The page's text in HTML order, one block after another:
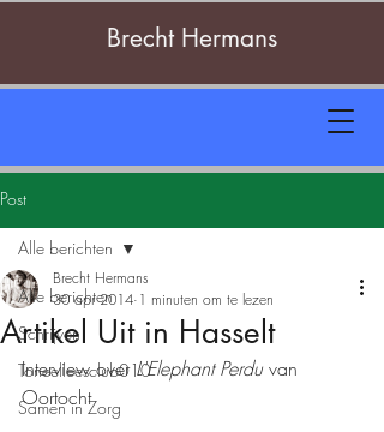
Brecht Hermans
Post
Alle berichten
Schrijven
Toneelleesclub010
Samen in Zorg
Alle berichten
Artikel Uit in Hasselt
Brecht Hermans
30 apr 2014 1 minuten om te lezen
Interview over L'Elephant Perdu van
Oortocht